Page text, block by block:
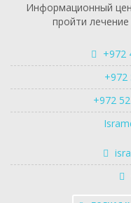
Информационный
пройти
+972
+972
+972